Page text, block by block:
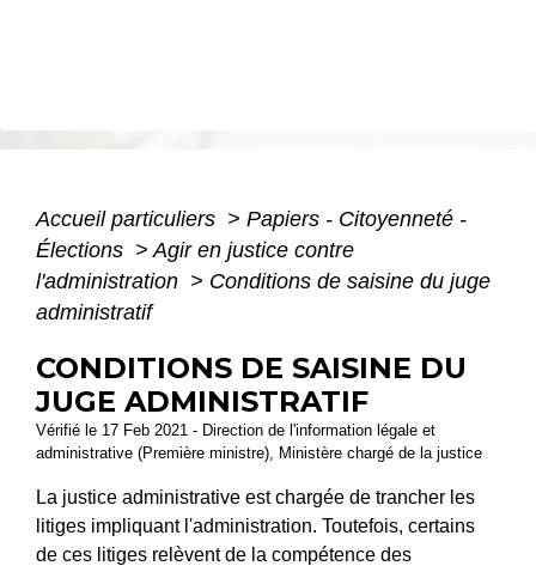
Accueil particuliers > Papiers - Citoyenneté -
Élections > Agir en justice contre
l'administration > Conditions de saisine du juge
administratif
CONDITIONS DE SAISINE DU
JUGE ADMINISTRATIF
Vérifié le 17 Feb 2021 - Direction de l'information légale et
administrative (Première ministre), Ministère chargé de la justice
La justice administrative est chargée de trancher les
litiges impliquant l'administration. Toutefois, certains
de ces litiges relèvent de la compétence des